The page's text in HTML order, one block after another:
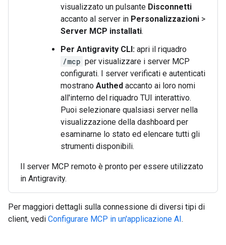
visualizzato un pulsante Disconnetti
accanto al server in Personalizzazioni >
Server MCP installati.
Per Antigravity CLI: apri il riquadro
/mcp per visualizzare i server MCP
configurati. I server verificati e autenticati
mostrano Authed accanto ai loro nomi
all'interno del riquadro TUI interattivo.
Puoi selezionare qualsiasi server nella
visualizzazione della dashboard per
esaminarne lo stato ed elencare tutti gli
strumenti disponibili.
Il server MCP remoto è pronto per essere utilizzato
in Antigravity.
Per maggiori dettagli sulla connessione di diversi tipi di
client, vedi Configurare MCP in un'applicazione AI.